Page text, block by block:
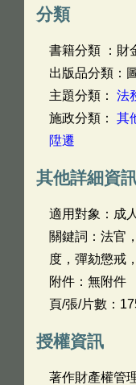
分類
書籍分類 ：財
出版品分類：
主題分類： 法
施政分類： 其
陞遷
其他詳細資
適用對象：成
關鍵詞：法官
度，彈劾懲戒
附件：無附件
頁/張/片數：
授權資訊
著作財產權管